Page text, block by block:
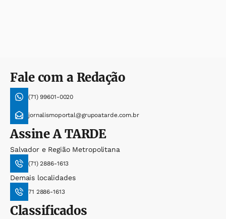
Fale com a Redação
(71) 99601-0020
jornalismoportal@grupoatarde.com.br
AssineA TARDE
Salvador e Região Metropolitana
(71) 2886-1613
Demais localidades
71 2886-1613
Classificados